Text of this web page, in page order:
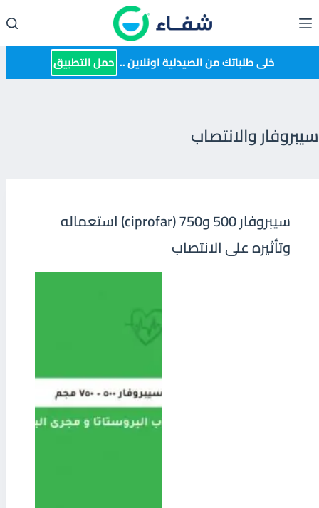
إلى
المحتوى خلى طلباتك من الصيدلية اونلاين .. حمل التطبيق
سيبروفار والانتصاب
سيبروفار 500 و750 (ciprofar) استعماله
وتأثيره على الانتصاب